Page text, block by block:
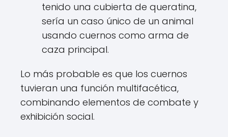
tenido una cubierta de queratina,
sería un caso único de un animal
usando cuernos como arma de
caza principal.
Lo más probable es que los cuernos
tuvieran una función multifacética,
combinando elementos de combate y
exhibición social.